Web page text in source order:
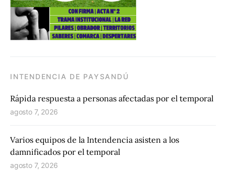
INTENDENCIA DE PAYSANDÚ
Rápida respuesta a personas afectadas por el temporal
agosto 7, 2026
Varios equipos de la Intendencia asisten a los
damnificados por el temporal
agosto 7, 2026